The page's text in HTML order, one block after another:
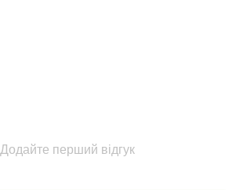
Додайте перший відгук